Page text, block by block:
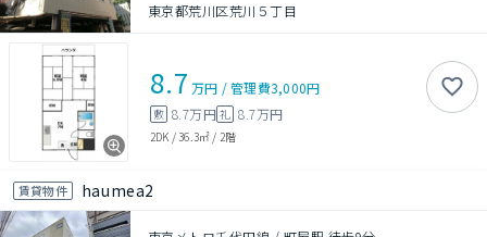
東京都荒川区荒川５丁目
8.7 万円 /管理費3,000円
敷 8.7万円礼 8.7万円
2DK /36.3㎡ / 2階
賃貸物件 haumea2